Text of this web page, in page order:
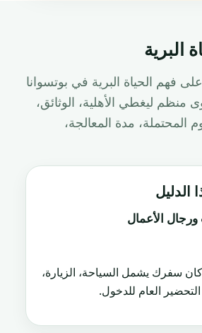
البرية
فهم الحياة البرية في بوتسوانا
منظم ليغطي الأهلية، الوثائق،
المحتملة، مدة المعالجة،
الدليل
ورجال الأعمال
كان سفرك يشمل السياحة، الزيارة،
التحضير العام للدخول.